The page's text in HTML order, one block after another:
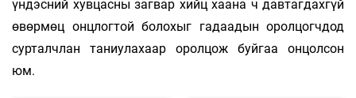
үндэсний хувцасны загвар хийц хаана ч давтагдахгүй
өвөрмөц онцлогтой болохыг гадаадын оролцогчдод
сурталчлан таниулахаар оролцож буйгаа онцолсон
юм.